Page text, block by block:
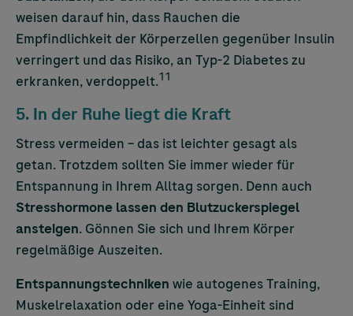
weisen darauf hin, dass Rauchen die
Empfindlichkeit der Körperzellen gegenüber Insulin
verringert und das Risiko, an Typ-2 Diabetes zu
erkranken, verdoppelt.11
5. In der Ruhe liegt die Kraft
Stress vermeiden – das ist leichter gesagt als
getan. Trotzdem sollten Sie immer wieder für
Entspannung in Ihrem Alltag sorgen. Denn auch
Stresshormone lassen den Blutzuckerspiegel
ansteigen. Gönnen Sie sich und Ihrem Körper
regelmäßige Auszeiten.
Entspannungstechniken wie autogenes Training,
Muskelrelaxation oder eine Yoga-Einheit sind